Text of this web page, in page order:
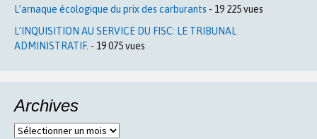
L’arnaque écologique du prix des carburants - 19 225 vues
L’INQUISITION AU SERVICE DU FISC: LE TRIBUNAL
ADMINISTRATIF. - 19 075 vues
Archives
Archives